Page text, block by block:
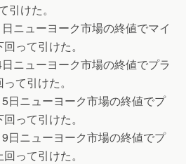
引けた。
ニューヨーク市場の終値でマイ
って引けた。
ニューヨーク市場の終値でプラ
て引けた。
日ニューヨーク市場の終値でプ
って引けた。
日ニューヨーク市場の終値でプ
って引けた。